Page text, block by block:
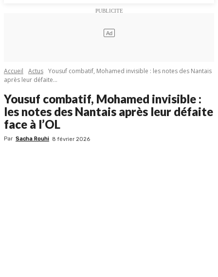
Accueil Actus Yousuf combatif, Mohamed invisible : les notes des Nantais
après leur défaite...
Yousuf combatif, Mohamed invisible :
les notes des Nantais après leur défaite
face à l’OL
Par Sacha Rouhi 8 février 2026